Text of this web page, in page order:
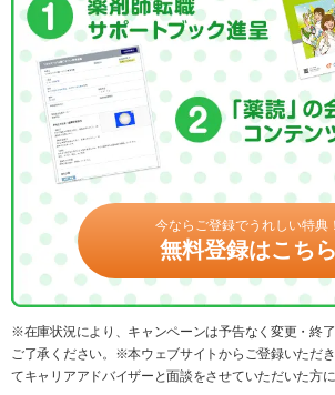
今ならご登録でうれしい特典！
無料登録はこちら
※在庫状況により、キャンペーンは予告なく変更・終了
ご了承ください。※本ウェブサイトからご登録いただ
てキャリアアドバイザーと面談をさせていただいた方に